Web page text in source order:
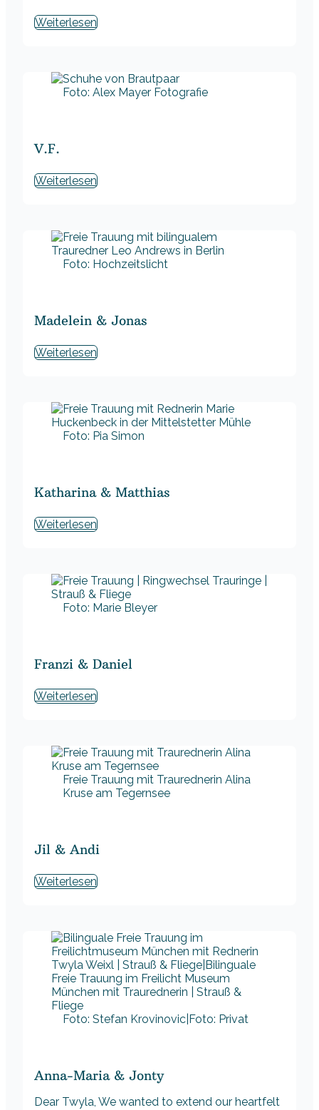
Weiterlesen
Foto: Alex Mayer Fotografie
V.F.
Weiterlesen
Foto: Hochzeitslicht
Madelein & Jonas
Weiterlesen
Foto: Pia Simon
Katharina & Matthias
Weiterlesen
Foto: Marie Bleyer
Franzi & Daniel
Weiterlesen
Freie Trauung mit Traurednerin Alina
Kruse am Tegernsee
Jil & Andi
Weiterlesen
Foto: Stefan Krovinovic|Foto: Privat
Anna-Maria & Jonty
Dear Twyla, We wanted to extend our heartfelt